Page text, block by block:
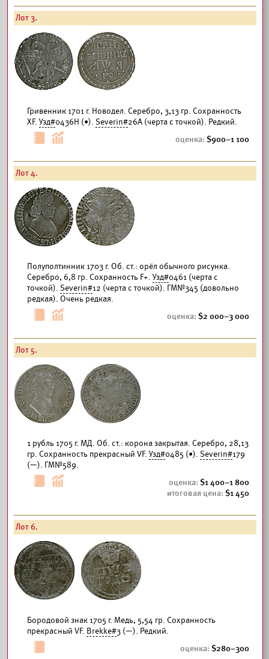
Лот 3.
Гривенник 1701 г. Новодел. Серебро, 3,13 гр. Сохранность
XF. Узд#0436Н (•). Severin#26A (черта с точкой). Редкий.
900–1 100
Лот 4.
Полуполтинник 1703 г. Об. ст.: орёл обычного рисунка.
Серебро, 6,8 гр. Сохранность F+. Узд#0461 (черта с
точкой). Severin#12 (черта с точкой). ГМ№345 (довольно
редкая). Очень редкая.
2 000–3 000
Лот 5.
1 рубль 1705 г. МД. Об. ст.: корона закрытая. Серебро, 28,13
гр. Сохранность прекрасный VF. Узд#0485 (•). Severin#179
(—). ГМ№589.
1 400–1 800
1 450
Лот 6.
Бородовой знак 1705 г. Медь, 5,54 гр. Сохранность
прекрасный VF. Brekke#3 (—). Редкий.
280–300